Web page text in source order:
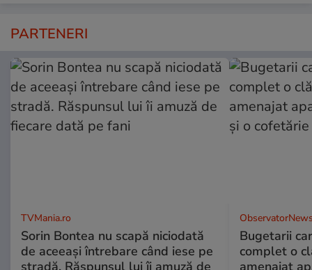
PARTENERI
TVMania.ro
Sorin Bontea nu scapă niciodată
de aceeași întrebare când iese pe
Bugetarii
complet o